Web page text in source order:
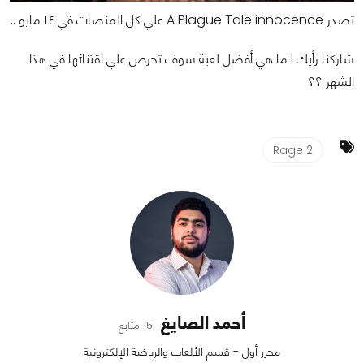
تصدر A Plague Tale innocence علي كل المنصات في ١٤ مايو ..
شاركنا رأيك ! ما هي أفضل لعبة سوف تحرص علي اقتنائها في هذا
الشهر ؟؟
Rage 2
أحمد الصايغ 15 متابع
محرر أول - قسم الألعاب والرياضة الإلكترونية